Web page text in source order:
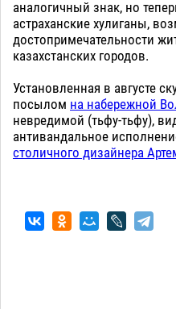
аналогичный знак, но
астраханские хулиганы,
достопримечательности
казахстанских городов.
Установленная в августе
посылом на набережной
невредимой (тьфу-тьфу),
антивандальное
столичного дизайнера